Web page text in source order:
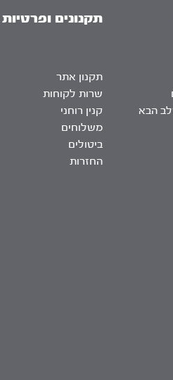
הבא
תקנונים ופרטיות
תקנון אתר
שרות לקוחות
קנין רוחני
משלוחים
ביטולים
החזרות